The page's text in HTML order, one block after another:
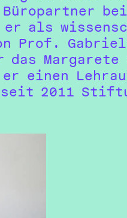
er als
Prof.
Margarete
einen
2011